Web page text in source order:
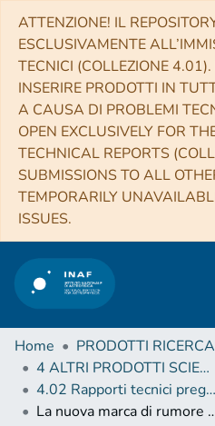
ATTENZIONE! IL
ESCLUSIVAMENTE
TECNICI (COLLEZIONE 4.01).
INSERIRE PRODOTTI IN
A CAUSA DI PROBLEMI
OPEN EXCLUSIVELY FOR
TECHNICAL REPORTS
SUBMISSIONS TO ALL
TEMPORARILY
ISSUES.
Home
PRODOTTI
4 ALTRI PRODOTTI SCIENTIFICI (Other scientific products)
4.02 Rapporti tecnici pregressi
La nuova marca di